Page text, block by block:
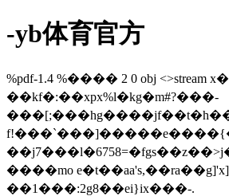
-yb体育官方
%pdf-1.4 %���� 2 0 obj <>stream
��kf�:��xpx%l�kg�m#?���-
��j7���l
����mo
��1���:2g8��ei}ix���-.